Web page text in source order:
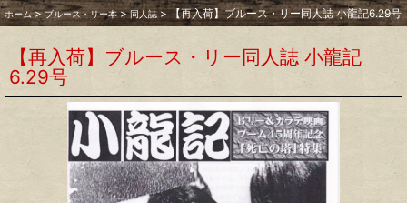
ホーム > ブルース・リー本 > 同人誌 > 【再入荷】ブルース・リー同人誌 小龍記6.29号
【再入荷】ブルース・リー同人誌 小龍記
6.29号